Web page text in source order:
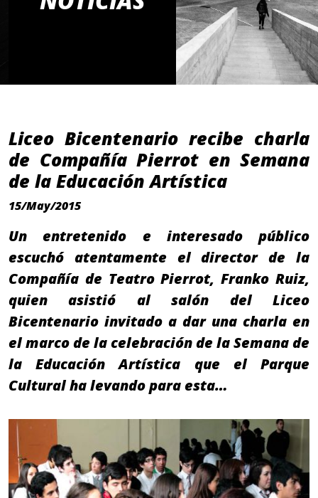
Liceo Bicentenario recibe charla
de Compañía Pierrot en Semana
de la Educación Artística
15/May/2015
Un entretenido e interesado público
escuchó atentamente el director de la
Compañía de Teatro Pierrot, Franko Ruiz,
quien asistió al salón del Liceo
Bicentenario invitado a dar una charla en
el marco de la celebración de la Semana de
la Educación Artística que el Parque
Cultural ha levando para esta…